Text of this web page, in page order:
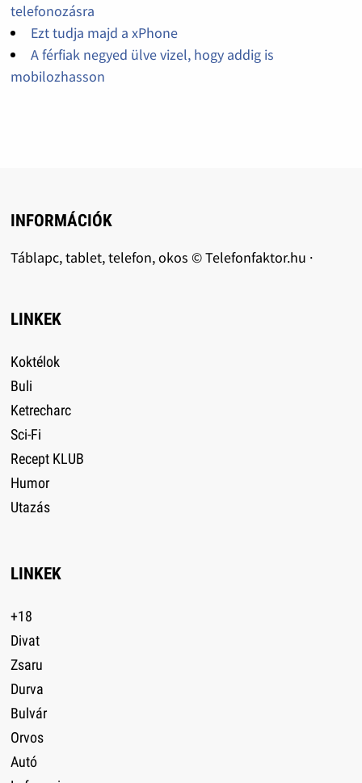
telefonozásra
Ezt tudja majd a xPhone
A férfiak negyed ülve vizel, hogy addig is
mobilozhasson
INFORMÁCIÓK
Táblapc, tablet, telefon, okos © Telefonfaktor.hu ·
LINKEK
Koktélok
Buli
Ketrecharc
Sci-Fi
Recept KLUB
Humor
Utazás
LINKEK
+18
Divat
Zsaru
Durva
Bulvár
Orvos
Autó